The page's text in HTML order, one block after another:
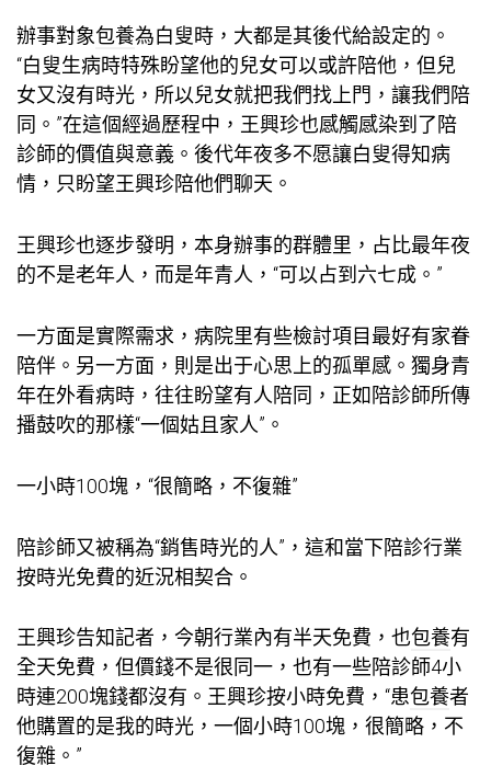
辦事對象包養為白叟時，大都是其後代給設定的。
“白叟生病時特殊盼望他的兒女可以或許陪他，但兒
女又沒有時光，所以兒女就把我們找上門，讓我們陪
同。”在這個經過歷程中，王興珍也感觸感染到了陪
診師的價值與意義。後代年夜多不愿讓白叟得知病
情，只盼望王興珍陪他們聊天。
王興珍也逐步發明，本身辦事的群體里，占比最年夜
的不是老年人，而是年青人，“可以占到六七成。”
一方面是實際需求，病院里有些檢討項目最好有家眷
陪伴。另一方面，則是出于心思上的孤單感。獨身青
年在外看病時，往往盼望有人陪同，正如陪診師所傳
播鼓吹的那樣“一個姑且家人”。
一小時100塊，“很簡略，不復雜”
陪診師又被稱為“銷售時光的人”，這和當下陪診行業
按時光免費的近況相契合。
王興珍告知記者，今朝行業內有半天免費，也包養有
全天免費，但價錢不是很同一，也有一些陪診師4小
時連200塊錢都沒有。王興珍按小時免費，“患包養者
他購置的是我的時光，一個小時100塊，很簡略，不
復雜。”